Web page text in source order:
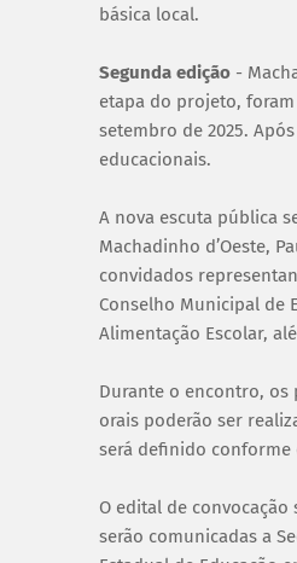
básica local.
Segunda edição -
etapa do projeto,
setembro de 2025.
educacionais.
A nova escuta pública
Machadinho d’Oeste,
convidados
Conselho Municipal de
Alimentação Escolar,
Durante o encontro, os
orais poderão ser
será definido conforme
O edital de
serão comunicadas a